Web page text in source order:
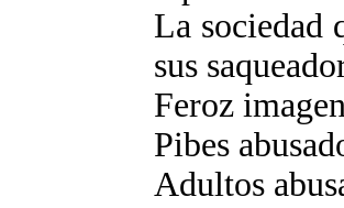
La sociedad
sus
Feroz
Pibes
Adultos